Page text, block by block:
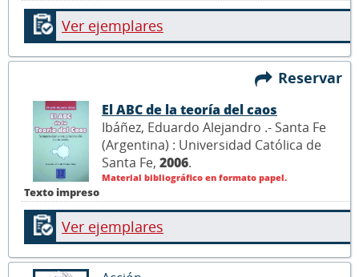
Ver ejemplares
Reservar
Texto impreso
El ABC de la teoría del caos
Ibáñez, Eduardo Alejandro .- Santa Fe
(Argentina) : Universidad Católica de
Santa Fe, 2006.
Material bibliográfico en formato papel.
Ver ejemplares